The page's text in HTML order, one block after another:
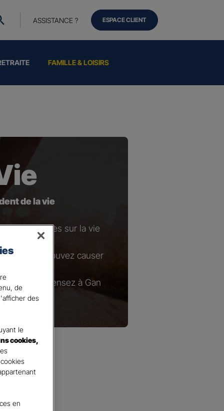
FAMILLE & LOISIRS
ASSISTANCE ? ESPACE CLIENT
de la vie
sur la vie
que vous pouvez causer
courante, pensez à Gan
de
des
le
cookies,
en